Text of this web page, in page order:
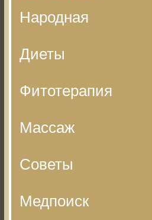
Народная
Диеты
Фитотерапия
Массаж
Советы
Медпоиск